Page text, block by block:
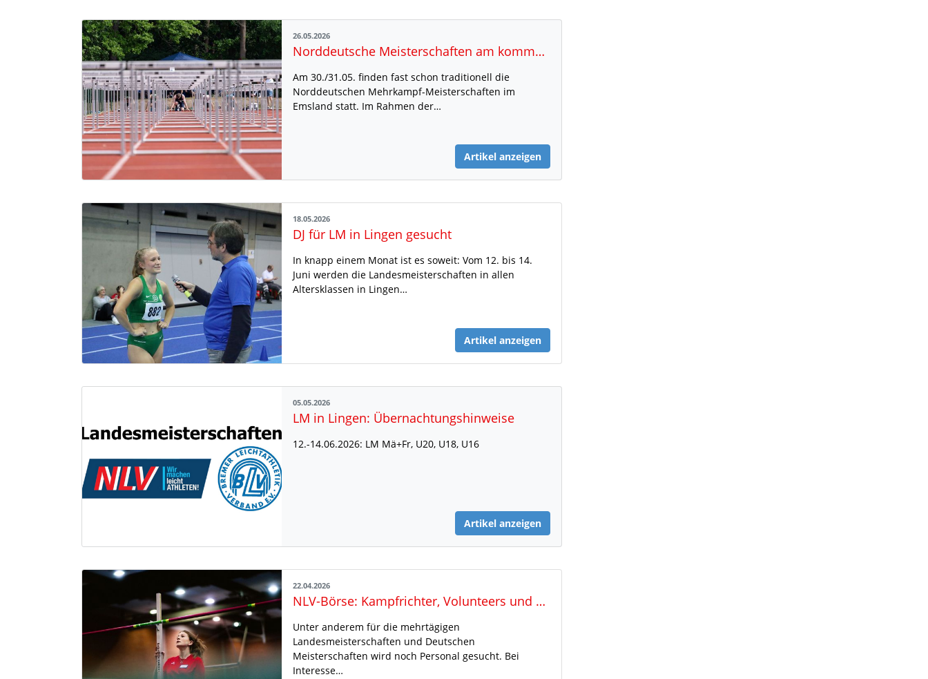
26.05.2026
Norddeutsche Meisterschaften am kommenden Wochenende in Papenburg
Am 30./31.05. finden fast schon traditionell die
Norddeutschen Mehrkampf-Meisterschaften im
Emsland statt. Im Rahmen der…
Artikel anzeigen
18.05.2026
DJ für LM in Lingen gesucht
In knapp einem Monat ist es soweit: Vom 12. bis 14.
Juni werden die Landesmeisterschaften in allen
Altersklassen in Lingen…
Artikel anzeigen
05.05.2026
LM in Lingen: Übernachtungshinweise
12.-14.06.2026: LM Mä+Fr, U20, U18, U16
Artikel anzeigen
22.04.2026
NLV-Börse: Kampfrichter, Volunteers und DJ gesucht
Unter anderem für die mehrtägigen
Landesmeisterschaften und Deutschen
Meisterschaften wird noch Personal gesucht. Bei
Interesse…